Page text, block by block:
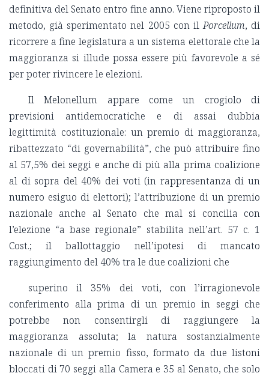
definitiva del Senato entro fine anno. Viene riproposto il
metodo, già sperimentato nel 2005 con ilPorcellum, di
ricorrere a fine legislatura a un sistema elettorale che la
maggioranza si illude possa essere più favorevole a sé
per poter rivincere le elezioni.
Il Melonellum appare come un crogiolo di
previsioni antidemocratiche e di assai dubbia
legittimità costituzionale: un premio di maggioranza,
ribattezzato “di governabilità”, che può attribuire fino
al 57,5% dei seggi e anche di più alla prima coalizione
al di sopra del 40% dei voti (in rappresentanza di un
numero esiguo di elettori); l’attribuzione di un premio
nazionale anche al Senato che mal si concilia con
l’elezione “a base regionale” stabilita nell’art. 57 c. 1
Cost.; il ballottaggio nell’ipotesi di mancato
raggiungimento del 40% tra le due coalizioni che
superino il 35% dei voti, con l’irragionevole
conferimento alla prima di un premio in seggi che
potrebbe non consentirgli di raggiungere la
maggioranza assoluta; la natura sostanzialmente
nazionale di un premio fisso, formato da due listoni
bloccati di 70 seggi alla Camera e 35 al Senato, che solo